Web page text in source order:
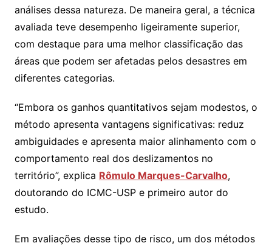
análises dessa natureza. De maneira geral, a técnica
avaliada teve desempenho ligeiramente superior,
com destaque para uma melhor classificação das
áreas que podem ser afetadas pelos desastres em
diferentes categorias.
“Embora os ganhos quantitativos sejam modestos, o
método apresenta vantagens significativas: reduz
ambiguidades e apresenta maior alinhamento com o
comportamento real dos deslizamentos no
território”, explica Rômulo Marques-Carvalho,
doutorando do ICMC-USP e primeiro autor do
estudo.
Em avaliações desse tipo de risco, um dos métodos